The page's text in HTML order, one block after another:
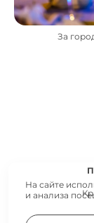
За
На сайте
и анализа